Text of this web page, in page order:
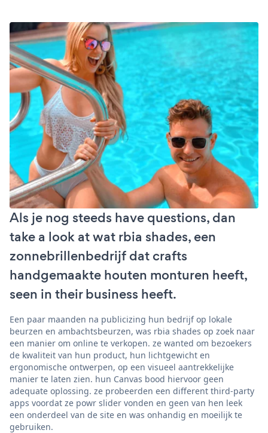
Als je nog steeds have questions, dan
take a look at wat rbia shades, een
zonnebrillenbedrijf dat crafts
handgemaakte houten monturen heeft,
seen in their business heeft.
Een paar maanden na publicizing hun bedrijf op lokale
beurzen en ambachtsbeurzen, was rbia shades op zoek naar
een manier om online te verkopen. ze wanted om bezoekers
de kwaliteit van hun product, hun lichtgewicht en
ergonomische ontwerpen, op een visueel aantrekkelijke
manier te laten zien. hun Canvas bood hiervoor geen
adequate oplossing. ze probeerden een different third-party
apps voordat ze powr slider vonden en geen van hen leek
een onderdeel van de site en was onhandig en moeilijk te
gebruiken.